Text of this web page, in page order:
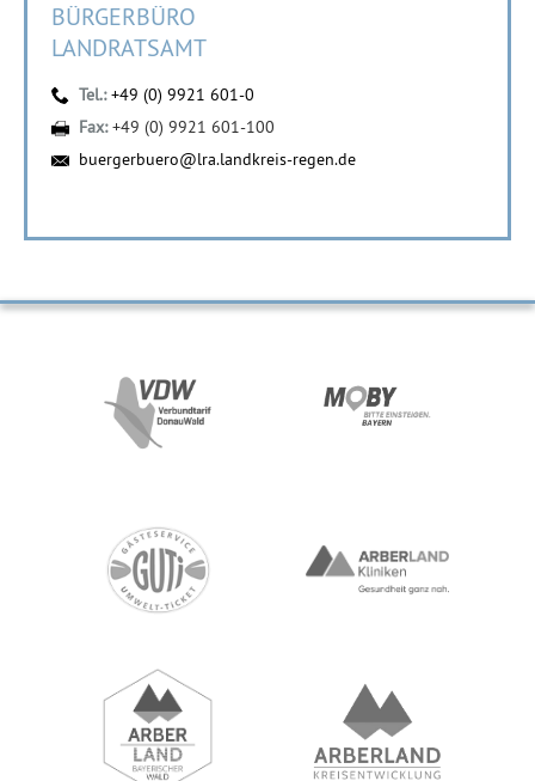
BÜRGERBÜRO
LANDRATSAMT
Tel.:+49 (0) 9921 601-0
Fax:+49 (0) 9921 601-100
buergerbuero@lra.landkreis-regen.de